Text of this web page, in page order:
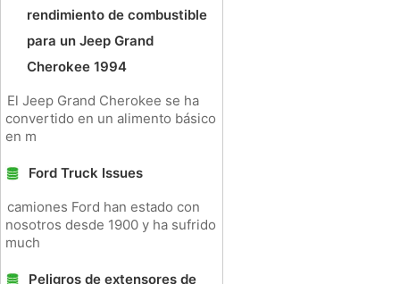
rendimiento de combustible
para un Jeep Grand
Cherokee 1994
El Jeep Grand Cherokee se ha
convertido en un alimento básico
en m
Ford Truck Issues
camiones Ford han estado con
nosotros desde 1900 y ha sufrido
much
Peligros de extensores de